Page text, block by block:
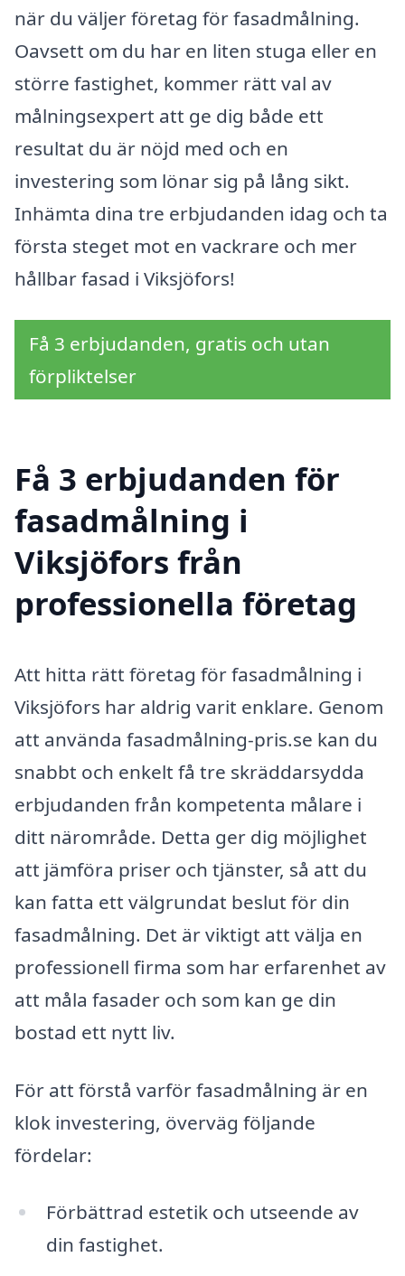
när du väljer företag för fasadmålning.
Oavsett om du har en liten stuga eller en
större fastighet, kommer rätt val av
målningsexpert att ge dig både ett
resultat du är nöjd med och en
investering som lönar sig på lång sikt.
Inhämta dina tre erbjudanden idag och ta
första steget mot en vackrare och mer
hållbar fasad i Viksjöfors!
Få 3 erbjudanden, gratis och utan
förpliktelser
Få 3 erbjudanden för
fasadmålning i
Viksjöfors från
professionella företag
Att hitta rätt företag för fasadmålning i
Viksjöfors har aldrig varit enklare. Genom
att använda fasadmålning-pris.se kan du
snabbt och enkelt få tre skräddarsydda
erbjudanden från kompetenta målare i
ditt närområde. Detta ger dig möjlighet
att jämföra priser och tjänster, så att du
kan fatta ett välgrundat beslut för din
fasadmålning. Det är viktigt att välja en
professionell firma som har erfarenhet av
att måla fasader och som kan ge din
bostad ett nytt liv.
För att förstå varför fasadmålning är en
klok investering, överväg följande
fördelar:
Förbättrad estetik och utseende av
din fastighet.